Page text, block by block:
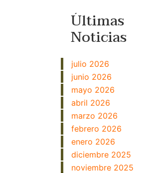
Últimas
Noticias
julio 2026
junio 2026
mayo 2026
abril 2026
marzo 2026
febrero 2026
enero 2026
diciembre 2025
noviembre 2025